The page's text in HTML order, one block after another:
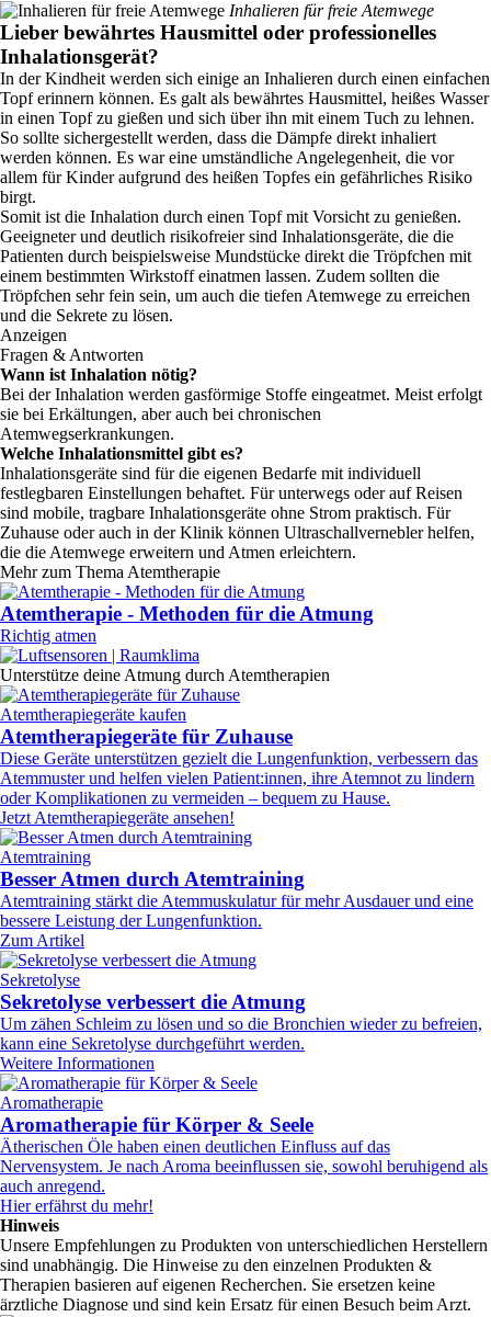
Inhalieren für freie Atemwege
Lieber bewährtes Hausmittel oder professionelles
Inhalationsgerät?
In der Kindheit werden sich einige an Inhalieren durch einen einfachen
Topf erinnern können. Es galt als bewährtes Hausmittel, heißes Wasser
in einen Topf zu gießen und sich über ihn mit einem Tuch zu lehnen.
So sollte sichergestellt werden, dass die Dämpfe direkt inhaliert
werden können. Es war eine umständliche Angelegenheit, die vor
allem für Kinder aufgrund des heißen Topfes ein gefährliches Risiko
birgt.
Somit ist die Inhalation durch einen Topf mit Vorsicht zu genießen.
Geeigneter und deutlich risikofreier sind Inhalationsgeräte, die die
Patienten durch beispielsweise Mundstücke direkt die Tröpfchen mit
einem bestimmten Wirkstoff einatmen lassen. Zudem sollten die
Tröpfchen sehr fein sein, um auch die tiefen Atemwege zu erreichen
und die Sekrete zu lösen.
Anzeigen
Fragen & Antworten
Wann ist Inhalation nötig?
Bei der Inhalation werden gasförmige Stoffe eingeatmet. Meist erfolgt
sie bei Erkältungen, aber auch bei chronischen
Atemwegserkrankungen.
Welche Inhalationsmittel gibt es?
Inhalationsgeräte sind für die eigenen Bedarfe mit individuell
festlegbaren Einstellungen behaftet. Für unterwegs oder auf Reisen
sind mobile, tragbare Inhalationsgeräte ohne Strom praktisch. Für
Zuhause oder auch in der Klinik können Ultraschallvernebler helfen,
die die Atemwege erweitern und Atmen erleichtern.
Mehr zum Thema Atemtherapie
Atemtherapie - Methoden für die Atmung
Richtig atmen
Unterstütze deine Atmung durch Atemtherapien
Atemtherapiegeräte kaufen
Atemtherapiegeräte für Zuhause
Diese Geräte unterstützen gezielt die Lungenfunktion, verbessern das
Atemmuster und helfen vielen Patient:innen, ihre Atemnot zu lindern
oder Komplikationen zu vermeiden – bequem zu Hause.
Jetzt Atemtherapiegeräte ansehen!
Atemtraining
Besser Atmen durch Atemtraining
Atemtraining stärkt die Atemmuskulatur für mehr Ausdauer und eine
bessere Leistung der Lungenfunktion.
Zum Artikel
Sekretolyse
Sekretolyse verbessert die Atmung
Um zähen Schleim zu lösen und so die Bronchien wieder zu befreien,
kann eine Sekretolyse durchgeführt werden.
Weitere Informationen
Aromatherapie
Aromatherapie für Körper & Seele
Ätherischen Öle haben einen deutlichen Einfluss auf das
Nervensystem. Je nach Aroma beeinflussen sie, sowohl beruhigend als
auch anregend.
Hier erfährst du mehr!
Hinweis
Unsere Empfehlungen zu Produkten von unterschiedlichen Herstellern
sind unabhängig. Die Hinweise zu den einzelnen Produkten &
Therapien basieren auf eigenen Recherchen. Sie ersetzen keine
ärztliche Diagnose und sind kein Ersatz für einen Besuch beim Arzt.